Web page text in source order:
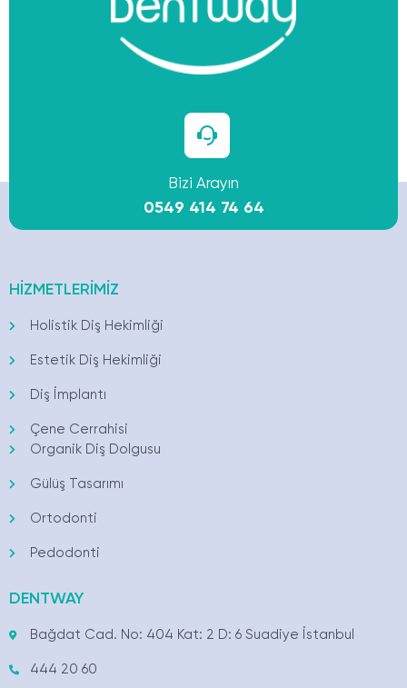
Bizi Arayın
0549 414 74 64
HİZMETLERİMİZ
Holistik Diş Hekimliği
Estetik Diş Hekimliği
Diş İmplantı
Çene Cerrahisi
Organik Diş Dolgusu
Gülüş Tasarımı
Ortodonti
Pedodonti
DENTWAY
Bağdat Cad. No: 404 Kat: 2 D: 6 Suadiye İstanbul
444 20 60